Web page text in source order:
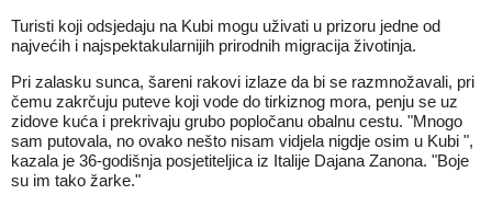
Turisti koji odsjedaju na Kubi mogu uživati u prizoru jedne od
najvećih i najspektakularnijih prirodnih migracija životinja.
Pri zalasku sunca, šareni rakovi izlaze da bi se razmnožavali, pri
čemu zakrčuju puteve koji vode do tirkiznog mora, penju se uz
zidove kuća i prekrivaju grubo popločanu obalnu cestu. "Mnogo
sam putovala, no ovako nešto nisam vidjela nigdje osim u Kubi ",
kazala je 36-godišnja posjetiteljica iz Italije Dajana Zanona. "Boje
su im tako žarke."